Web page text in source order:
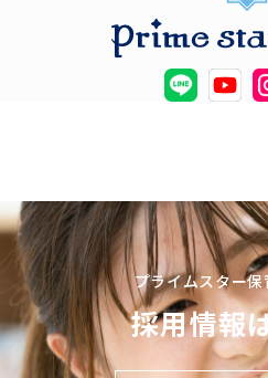
プライムスター
採用情報